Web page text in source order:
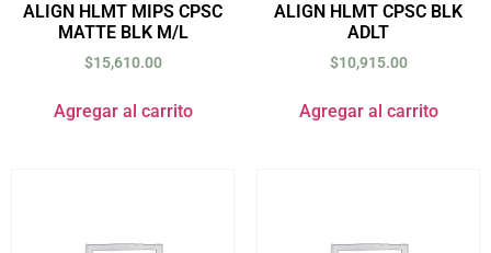
ALIGN HLMT MIPS CPSC
MATTE BLK M/L
$15,610.00
Agregar al carrito
ALIGN HLMT CPSC BLK
ADLT
$10,915.00
Agregar al carrito